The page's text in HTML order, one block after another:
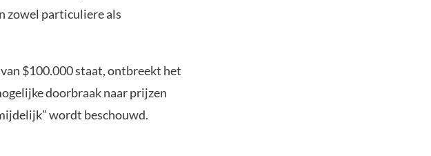
zowel particuliere als
$100.000 staat, ontbreekt het
doorbraak naar prijzen
wordt beschouwd.